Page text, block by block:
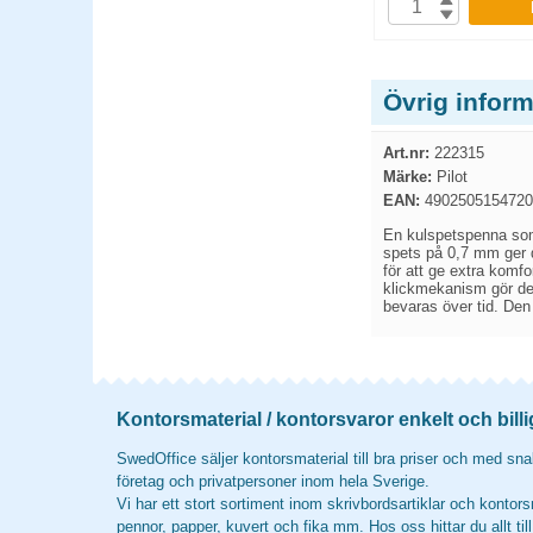
Övrig
Art.nr: 222315
Märke: Pilot
EAN: 4902505154720
En kulspetspenna
spets på 0,7 mm ger
för att ge extra
klickmekanism gör
bevaras över tid.
Kontorsmaterial / kontorsvaror enkelt och
SwedOffice säljer kontorsmaterial till bra priser och med
företag och privatpersoner inom hela Sverige.
Vi har ett stort sortiment inom skrivbordsartiklar och
pennor, papper, kuvert och fika mm. Hos oss hittar du allt